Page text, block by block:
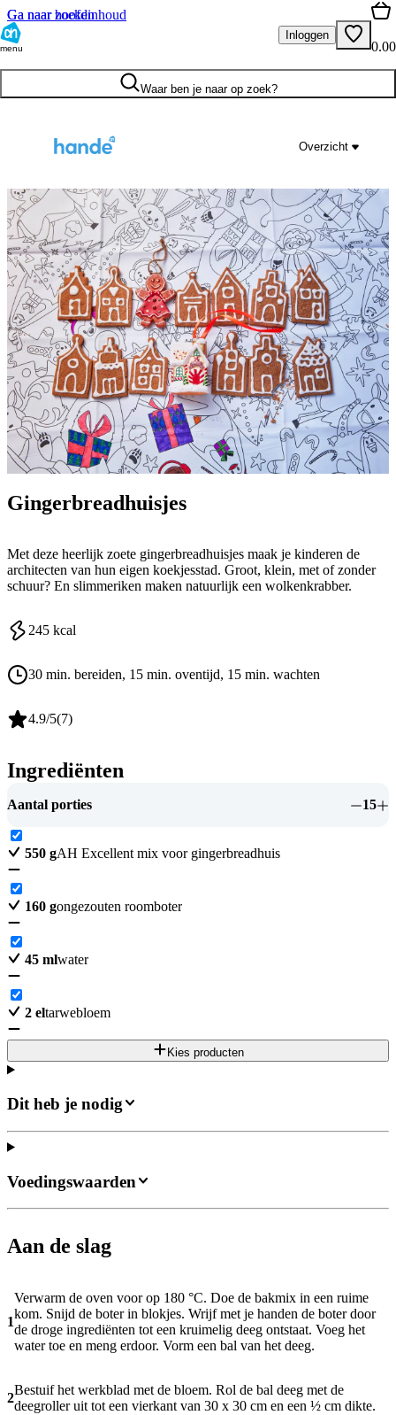
Ga naar hoofdinhoud
Ga naar zoeken
menu
Inloggen
0.00
Waar ben je naar op zoek?
Overzicht
Gingerbreadhuisjes
Met deze heerlijk zoete gingerbreadhuisjes maak je kinderen de
architecten van hun eigen koekjesstad. Groot, klein, met of zonder
schuur? En slimmeriken maken natuurlijk een wolkenkrabber.
245 kcal
30 min. bereiden, 15 min. oventijd, 15 min. wachten
4.9/5(7)
Ingrediënten
Aantal porties 15
550 gAH Excellent mix voor gingerbreadhuis
160 gongezouten roomboter
45 mlwater
2 eltarwebloem
Kies producten
Dit heb je nodig
Aan de slag
1
Verwarm de oven voor op 180 °C. Doe de bakmix in een ruime
kom. Snijd de boter in blokjes. Wrijf met je handen de boter door
de droge ingrediënten tot een kruimelig deeg ontstaat. Voeg het
water toe en meng erdoor. Vorm een bal van het deeg.
2
Bestuif het werkblad met de bloem. Rol de bal deeg met de
deegroller uit tot een vierkant van 30 x 30 cm en een ½ cm dikte.
Voedingswaarden